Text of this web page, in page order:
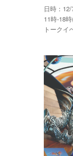
日時：
11時-18
トークイ